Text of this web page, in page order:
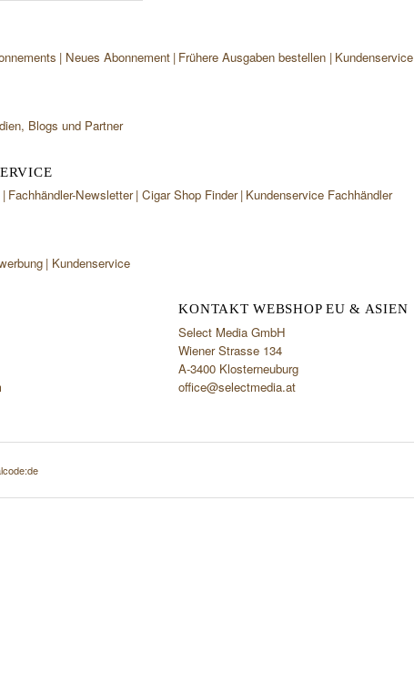
Neues Abonnement Frühere Ausgaben bestellen Kundenservice
Blogs und Partner
Fachhändler-Newsletter Cigar Shop Finder Kundenservice Fachhändler
Kundenservice
KONTAKT WEBSHOP EU & ASIEN
Select Media GmbH
Wiener Strasse 134
A-3400 Klosterneuburg
office@selectmedia.at
code:de